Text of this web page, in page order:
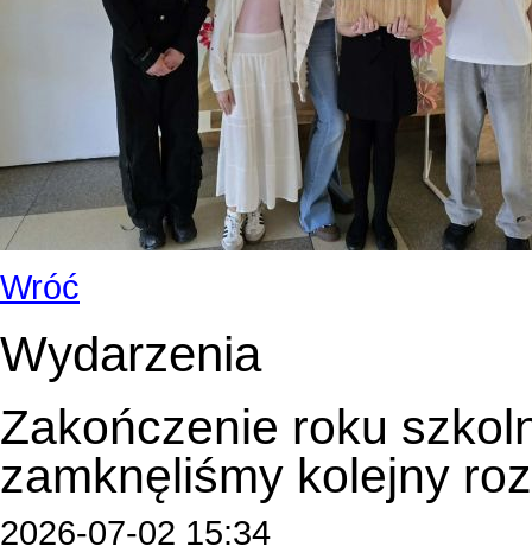
Wróć
Wydarzenia
Zakończenie roku
zamknęliśmy kolejny
2026-07-02 15:34